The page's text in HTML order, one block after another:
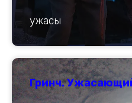
ужасы
Гринч.